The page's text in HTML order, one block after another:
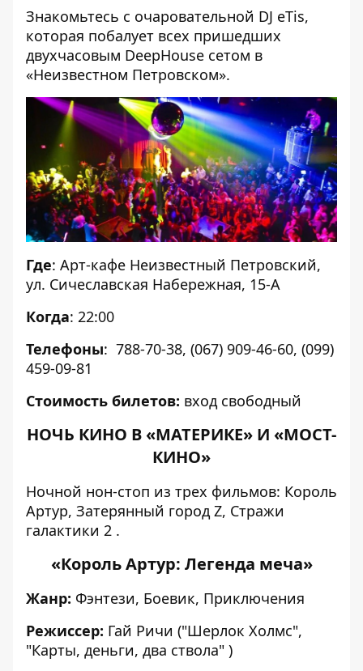
Знакомьтесь с очаровательной DJ eTis,
которая побалует всех пришедших
двухчасовым DeepHouse сетом в
«Неизвестном Петровском».
Где: Арт-кафе Неизвестный Петровский,
ул. Сичеславская Набережная, 15-А
Когда: 22:00
Телефоны: 788-70-38, (067) 909-46-60, (099)
459-09-81
Стоимость билетов: вход свободный
НОЧЬ КИНО В «МАТЕРИКЕ» И «МОСТ-
КИНО»
Ночной нон-стоп из трех фильмов: Король
Артур, Затерянный город Z, Стражи
галактики 2 .
«Король Артур: Легенда меча»
Жанр: Фэнтези, Боевик, Приключения
Режиссер: Гай Ричи ("Шерлок Холмс",
"Карты, деньги, два ствола" )